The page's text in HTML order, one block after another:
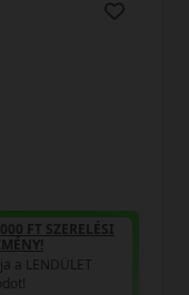
FT SZERELÉSI
a LENDÜLET